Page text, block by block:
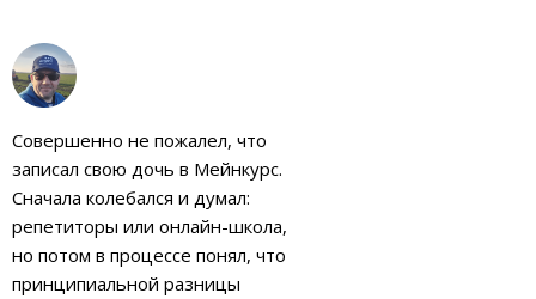
Совершенно не пожалел, что
записал свою дочь в Мейнкурс.
Сначала колебался и думал:
репетиторы или онлайн-школа,
но потом в процессе понял, что
принципиальной разницы